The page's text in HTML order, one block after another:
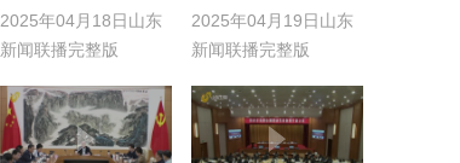
2025年04月18日山东
新闻联播完整版
2025年04月19日山东
新闻联播完整版